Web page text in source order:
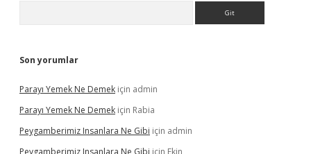
Son yorumlar
Parayı Yemek Ne Demek için admin
Parayı Yemek Ne Demek için Rabia
Peygamberimiz Insanlara Ne Gibi için admin
Peygamberimiz Insanlara Ne Gibi için Ekin